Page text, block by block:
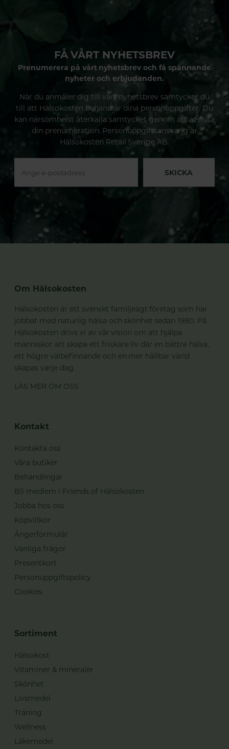
FÅ VÅRT NYHETSBREV
Prenumerera på vårt nyhetsbrev och få spännande
nyheter och erbjudanden.
När du anmäler dig till vårt nyhetsbrev samtycker du
till att Hälsokosten behandlar dina personuppgifter. Du
kan närsomhelst återkalla samtycket genom att avsluta
din prenumeration. Personuppgiftsansvarig är
Hälsokosten Retail Sverige AB.
SKICKA
Om Hälsokosten
Hälsokosten är ett svenskt familjeägt företag som har
jobbat med naturlig hälsa och skönhet sedan 1980. På
Hälsokosten drivs vi av vår vision om att hjälpa
människor att skapa ett friskare liv där en bättre hälsa,
ett högre välbefinnande och en mer hållbar värld
skapas varje dag.
LÄS MER OM OSS
Kontakt
Kontakta oss
Våra butiker
Behandlingar
Bli medlem i Friends of Hälsokosten
Jobba hos oss
Köpvillkor
Ångerformulär
Vanliga frågor
Presentkort
Personuppgiftspolicy
Cookies
Sortiment
Hälsokost
Vitaminer & mineraler
Skönhet
Livsmedel
Träning
Wellness
Läkemedel